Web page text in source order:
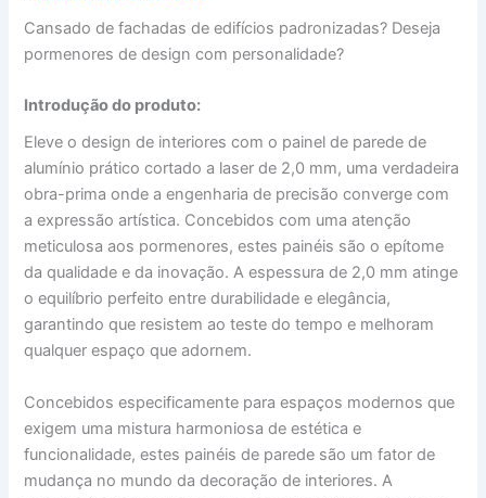
Cansado de fachadas de edifícios padronizadas? Deseja
pormenores de design com personalidade?
Introdução do produto:
Eleve o design de interiores com o painel de parede de
alumínio prático cortado a laser de 2,0 mm, uma verdadeira
obra-prima onde a engenharia de precisão converge com
a expressão artística. Concebidos com uma atenção
meticulosa aos pormenores, estes painéis são o epítome
da qualidade e da inovação. A espessura de 2,0 mm atinge
o equilíbrio perfeito entre durabilidade e elegância,
garantindo que resistem ao teste do tempo e melhoram
qualquer espaço que adornem.
Concebidos especificamente para espaços modernos que
exigem uma mistura harmoniosa de estética e
funcionalidade, estes painéis de parede são um fator de
mudança no mundo da decoração de interiores. A